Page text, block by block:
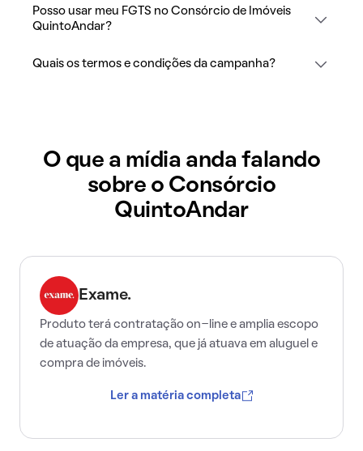
Posso usar meu FGTS no Consórcio de Imóveis
QuintoAndar?
Quais os termos e condições da campanha?
O que a mídia anda falando
sobre o Consórcio
QuintoAndar
Exame.
Produto terá contratação on-line e amplia escopo
de atuação da empresa, que já atuava em aluguel e
compra de imóveis.
Ler a matéria completa